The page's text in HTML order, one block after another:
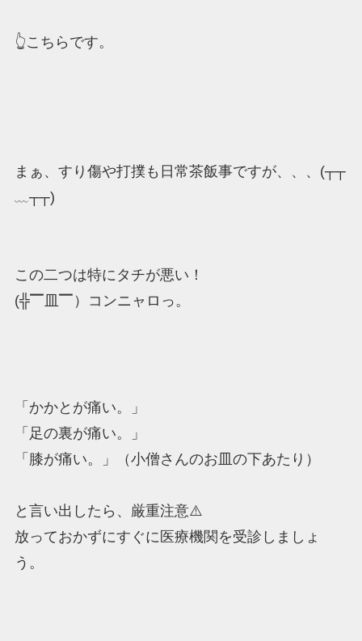
👆こちらです。
まぁ、すり傷や打撲も日常茶飯事ですが、、、(┬┬
﹏┬┬)
この二つは特にタチが悪い！
(╬▔皿▔）コンニャロっ。
「かかとが痛い。」
「足の裏が痛い。」
「膝が痛い。」（小僧さんのお皿の下あたり）
と言い出したら、厳重注意⚠️
放っておかずにすぐに医療機関を受診しましょ
う。